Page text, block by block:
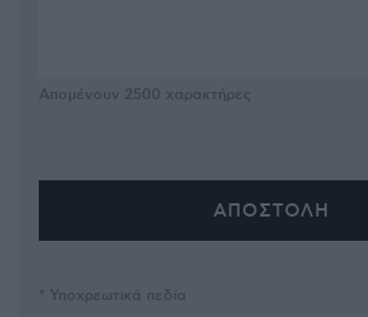
Απομένουν 2500 χαρακτήρες
* Υποχρεωτικά πεδία